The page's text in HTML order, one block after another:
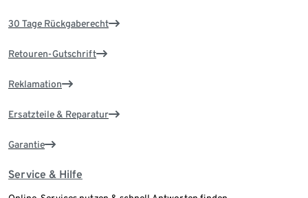
30 Tage Rückgaberecht
Retouren-Gutschrift
Reklamation
Ersatzteile & Reparatur
Garantie
Service & Hilfe